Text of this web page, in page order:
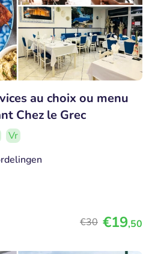
au choix ou menu
Chez le Grec
Vr
€30 €19,50